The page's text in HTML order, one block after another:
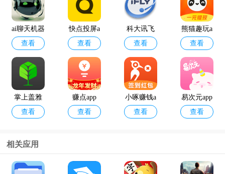
ai聊天机器
人
查看
快点投屏a
pp
查看
科大讯飞
语音引擎
最新版
查看
熊猫趣玩a
pp官方版
查看
掌上盖雅
考勤app官
查看
赚点app
查看
小啄赚钱a
pp
查看
易次元app
查看
12398能源
geektyper
相关应用